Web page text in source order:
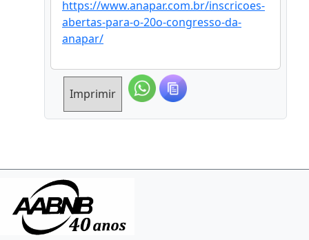
https://www.anapar.com.br/inscricoes-
abertas-para-o-20o-congresso-da-
anapar/
Imprimir